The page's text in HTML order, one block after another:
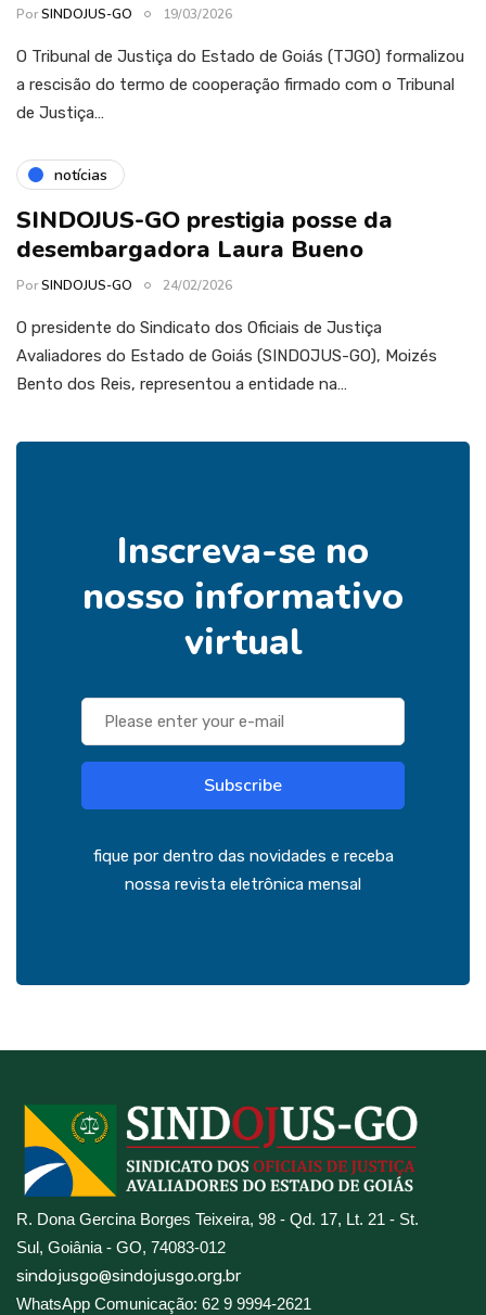
PorSINDOJUS-GO 19/03/2026
O Tribunal de Justiça do Estado de Goiás (TJGO) formalizou
a rescisão do termo de cooperação firmado com o Tribunal
de Justiça…
notícias
SINDOJUS-GO prestigia posse da
desembargadora Laura Bueno
PorSINDOJUS-GO 24/02/2026
O presidente do Sindicato dos Oficiais de Justiça
Avaliadores do Estado de Goiás (SINDOJUS-GO), Moizés
Bento dos Reis, representou a entidade na…
Inscreva-se no
nosso informativo
virtual
Subscribe
fique por dentro das novidades e receba
nossa revista eletrônica mensal
R. Dona Gercina Borges Teixeira, 98 - Qd. 17, Lt. 21 - St.
Sul, Goiânia - GO, 74083-012
sindojusgo@sindojusgo.org.br
WhatsApp Comunicação: 62 9 9994-2621